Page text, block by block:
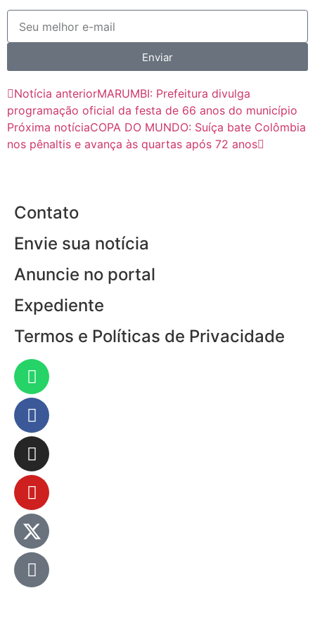
Enviar
Notícia anteriorMARUMBI: Prefeitura divulga
programação oficial da festa de 66 anos do município
Próxima notíciaCOPA DO MUNDO: Suíça bate Colômbia
nos pênaltis e avança às quartas após 72 anos
Contato
Envie sua notícia
Anuncie no portal
Expediente
Termos e Políticas de Privacidade